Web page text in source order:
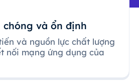
chóng và ổn định
và nguồn lực chất lượng
nối mạng ứng dụng của